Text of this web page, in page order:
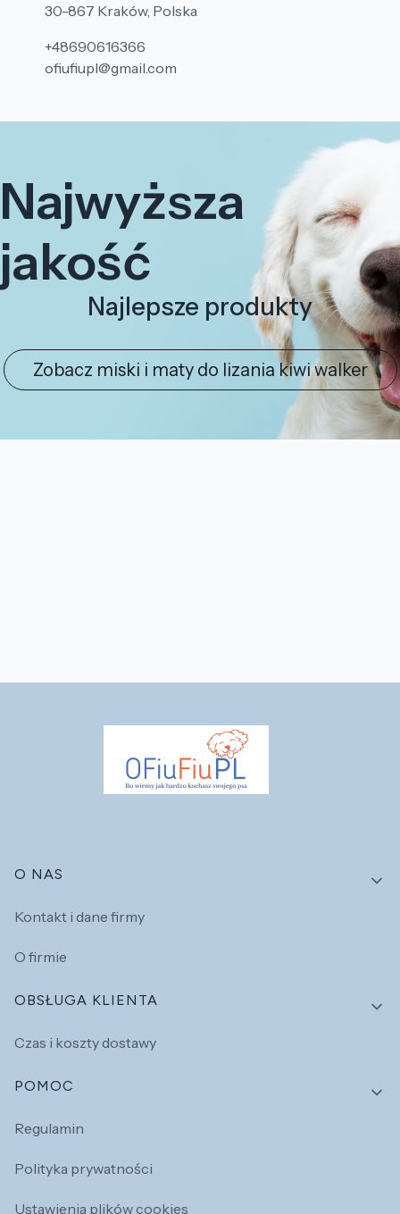
30-867 Kraków, Polska
+48690616366
ofiufiupl@gmail.com
Najwyższa
jakość
Najlepsze produkty
Zobacz miski i maty do lizania kiwi walker
Linki w stopce
O NAS
Kontakt i dane firmy
O firmie
OBSŁUGA KLIENTA
Czas i koszty dostawy
POMOC
Regulamin
Polityka prywatności
Ustawienia plików cookies